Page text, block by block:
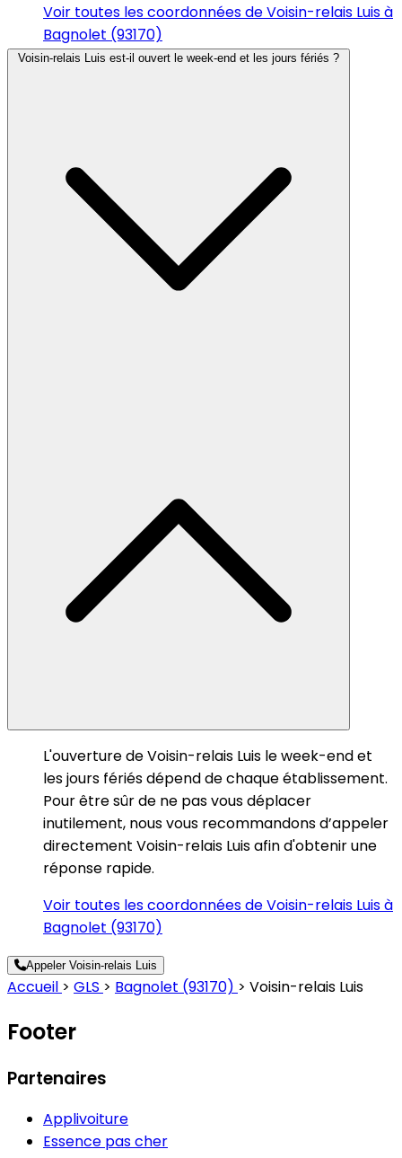
Voir toutes les coordonnées de Voisin-relais Luis à
Bagnolet (93170)
Voisin-relais Luis est-il ouvert le week-end et les jours fériés ?
L'ouverture de Voisin-relais Luis le week-end et
les jours fériés dépend de chaque établissement.
Pour être sûr de ne pas vous déplacer
inutilement, nous vous recommandons d’appeler
directement Voisin-relais Luis afin d'obtenir une
réponse rapide.
Voir toutes les coordonnées de Voisin-relais Luis à
Bagnolet (93170)
Appeler Voisin-relais Luis
Accueil > GLS > Bagnolet (93170) > Voisin-relais Luis
Footer
Partenaires
Applivoiture
Essence pas cher